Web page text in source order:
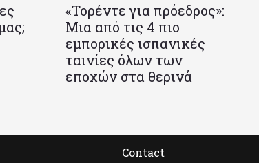
«Τορέντε για πρόεδρος»:
Mια από τις 4 πιο
εμπορικές ισπανικές
ταινίες όλων των
εποχών στα θερινά
Contact